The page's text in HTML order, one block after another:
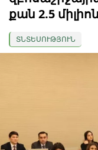
քան 2.5
ՏՆՏԵՍՈՒԹՅՈՒՆ